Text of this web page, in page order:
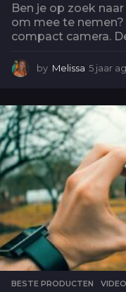
Ben je op zoek
om mee te
compact camera.
by Melissa 5 jaar
BESTE PRODUCTEN ,VIDEO